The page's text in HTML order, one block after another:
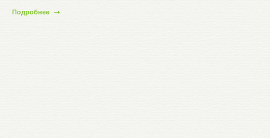
Подробнее о Семинар